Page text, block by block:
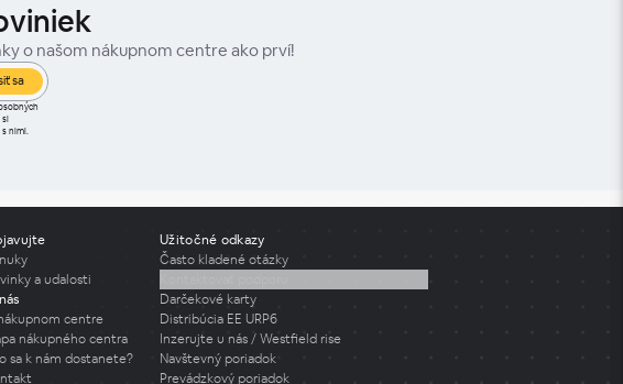
o našom nákupnom centre ako prví!
sa
si
nimi.
a udalosti
centre
nákupného centra
sa k nám dostanete?
Užitočné odkazy
Často kladené otázky
Darčekové karty
Distribúcia EE URP6
Inzerujte u nás / Westfield rise
Navštevný poriadok
Prevádzkový poriadok